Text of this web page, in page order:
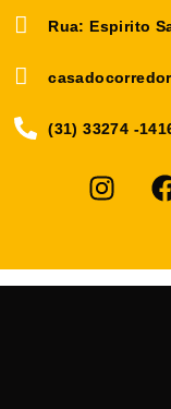
Rua: Espirito
(31) 33274 -